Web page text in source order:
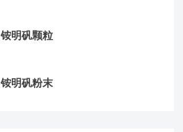
铵明矾颗粒
铵明矾粉末